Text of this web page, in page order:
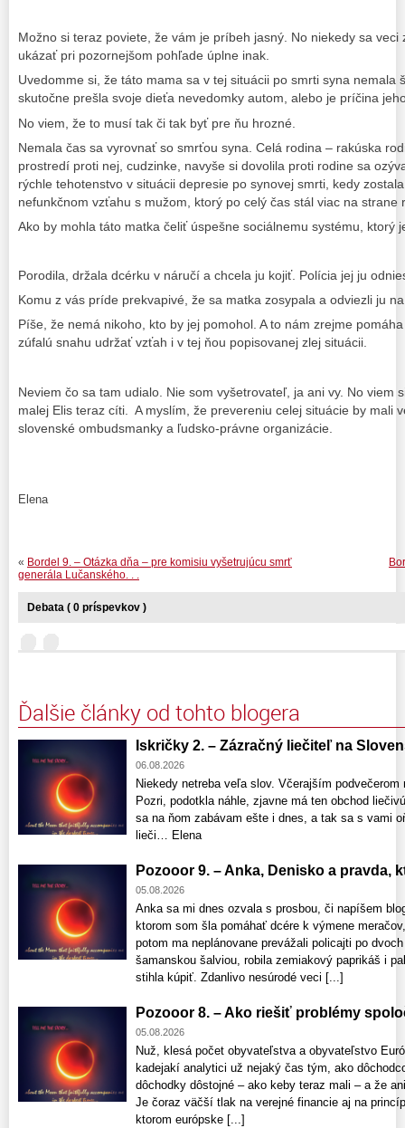
Možno si teraz poviete, že vám je príbeh jasný. No niekedy sa veci
ukázať pri pozornejšom pohľade úplne inak.
Uvedomme si, že táto mama sa v tej situácii po smrti syna nemala
skutočne prešla svoje dieťa nevedomky autom, alebo je príčina
No viem, že to musí tak či tak byť pre ňu hrozné.
Nemala čas sa vyrovnať so smrťou syna. Celá rodina – rakúska
prostredí proti nej, cudzinke, navyše si dovolila proti rodine sa
rýchle tehotenstvo v situácii depresie po synovej smrti, kedy
nefunkčnom vzťahu s mužom, ktorý po celý čas stál viac na strane
Ako by mohla táto matka čeliť úspešne sociálnemu systému, ktorý
Porodila, držala dcérku v náručí a chcela ju kojiť. Polícia jej ju
Komu z vás príde prekvapivé, že sa matka zosypala a odviezli ju
Píše, že nemá nikoho, kto by jej pomohol. A to nám zrejme
zúfalú snahu udržať vzťah i v tej ňou popisovanej zlej situácii.
Neviem čo sa tam udialo. Nie som vyšetrovateľ, ja ani vy. No viem
malej Elis teraz cíti. A myslím, že prevereniu celej situácie by mali
slovenské ombudsmanky a ľudsko-právne organizácie.
Elena
« Bordel 9. – Otázka dňa – pre komisiu vyšetrujúcu smrť
generála Lučanského. . .
Debata ( 0 príspevkov )
Ďalšie články od tohto blogera
Iskričky 2. – Zázračný liečiteľ na
06.08.2026
Niekedy netreba veľa slov. Včerajším
Pozri, podotkla náhle, zjavne má ten obchod
sa na ňom zabávam ešte i dnes, a tak sa s vami
lieči… Elena
Pozooor 9. – Anka, Denisko a pravda,
05.08.2026
Anka sa mi dnes ozvala s prosbou, či napíšem
ktorom som šla pomáhať dcére k výmene
potom ma neplánovane prevážali policajti po
šamanskou šalviou, robila zemiakový paprikáš i
stihla kúpiť. Zdanlivo nesúrodé veci [...]
Pozooor 8. – Ako riešiť problémy
05.08.2026
Nuž, klesá počet obyvateľstva a obyvateľstvo
kadejakí analytici už nejaký čas tým, ako
dôchodky dôstojné – ako keby teraz mali – a že
Je čoraz väčší tlak na verejné financie aj na
ktorom európske [...]